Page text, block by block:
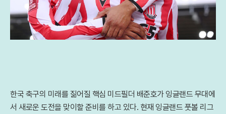
한국 축구의 미래를 짊어질 핵심 미드필더 배준호가 잉글랜드 무대에
서 새로운 도전을 맞이할 준비를 하고 있다. 현재 잉글랜드 풋볼 리그